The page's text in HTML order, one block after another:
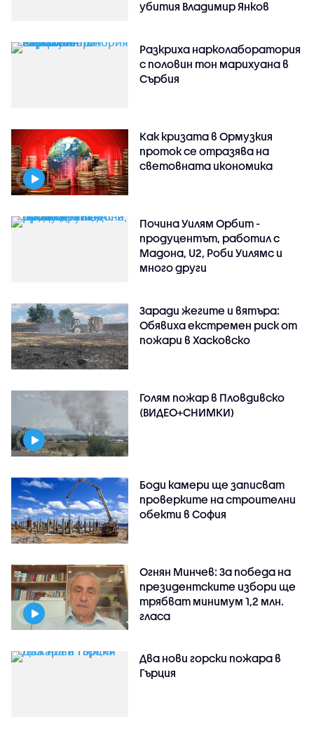
убития Владимир Янков
Разкриха нарколаборатория
с половин тон марихуана в
Сърбия
Как кризата в Ормузкия
проток се отразява на
световната икономика
Почина Уилям Орбит -
продуцентът, работил с
Мадона, U2, Роби Уилямс и
много други
Заради жегите и вятъра:
Обявиха екстремен риск от
пожари в Хасковско
Голям пожар в Пловдивско
(ВИДЕО+СНИМКИ)
Боди камери ще записват
проверките на строителни
обекти в София
Огнян Минчев: За победа на
президентските избори ще
трябват минимум 1,2 млн.
гласа
Два нови горски пожара в
Гърция